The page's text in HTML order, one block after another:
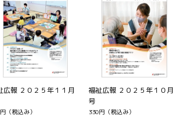
広報 ２０２５年１１月
（税込み）
福祉広報 ２０２５年１０月
号
330円 （税込み）